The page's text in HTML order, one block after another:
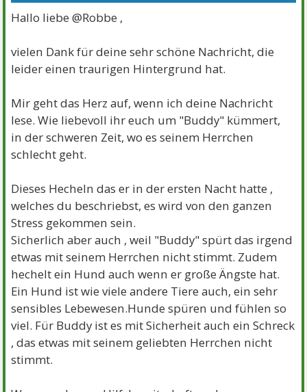
Hallo liebe @Robbe ,
vielen Dank für deine sehr schöne Nachricht, die
leider einen traurigen Hintergrund hat.
Mir geht das Herz auf, wenn ich deine Nachricht
lese. Wie liebevoll ihr euch um "Buddy" kümmert,
in der schweren Zeit, wo es seinem Herrchen
schlecht geht.
Dieses Hecheln das er in der ersten Nacht hatte ,
welches du beschriebst, es wird von den ganzen
Stress gekommen sein.
Sicherlich aber auch , weil "Buddy" spürt das irgend
etwas mit seinem Herrchen nicht stimmt. Zudem
hechelt ein Hund auch wenn er große Ängste hat.
Ein Hund ist wie viele andere Tiere auch, ein sehr
sensibles Lebewesen.Hunde spüren und fühlen so
viel. Für Buddy ist es mit Sicherheit auch ein Schreck
, das etwas mit seinem geliebten Herrchen nicht
stimmt.